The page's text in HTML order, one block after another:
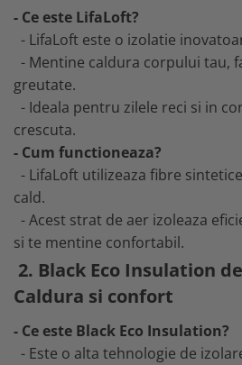
Buzunare externe
Echipamente specializate
Echipamente muncitori ferma
Echipamente veterinari
Echipamente mulgatori
Echipamente trimeri ongloane
Masti protectie
Manusi protectie
Casti si antifoane protectie
Menghine si prese
- Ce este LifaLoft?
- LifaLoft este o izolatie
- Mentine caldura corpului tau,
greutate.
- Ideala pentru zilele reci si in
crescuta.
- Cum functioneaza?
- LifaLoft utilizeaza fibre
cald.
- Acest strat de aer izoleaza
si te mentine confortabil.
2. Black Eco Insulation
Caldura si confort
- Ce este Black Eco Insulation?
- Este o alta tehnologie de